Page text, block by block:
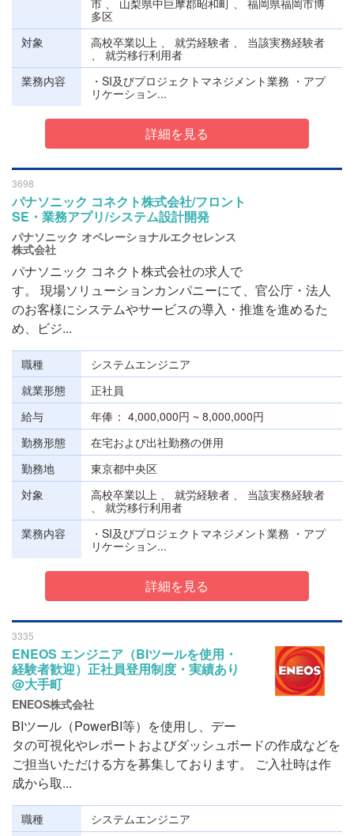
市 、 山梨県中巨摩郡昭和町 、 福岡県福岡市博
多区
対象
高校卒業以上 、 就労経験者 、 当該実務経験者
、 就労移行利用者
業務内容
・SI及びプロジェクトマネジメント業務 ・アプ
リケーション...
詳細を見る
3698
パナソニック コネクト株式会社/フロント
SE・業務アプリ/システム設計開発
パナソニック オペレーショナルエクセレンス
株式会社
パナソニック コネクト株式会社の求人で
す。 現場ソリューションカンパニーにて、官公庁・法人
のお客様にシステムやサービスの導入・推進を進めるた
め、ビジ...
職種
システムエンジニア
就業形態
正社員
給与
年俸
4,000,000円 ~ 8,000,000円
勤務形態
在宅および出社勤務の併用
勤務地
東京都中央区
対象
高校卒業以上 、 就労経験者 、 当該実務経験者
、 就労移行利用者
業務内容
・SI及びプロジェクトマネジメント業務 ・アプ
リケーション...
詳細を見る
3335
ENEOS エンジニア（BIツールを使用・
経験者歓迎）正社員登用制度・実績あり
@大手町
ENEOS株式会社
BIツール（PowerBI等）を使用し、デー
タの可視化やレポートおよびダッシュボードの作成などを
ご担当いただける方を募集しております。 ご入社時は作
成から取...
職種
システムエンジニア